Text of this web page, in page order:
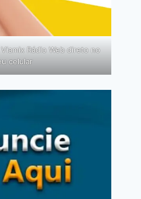
Rádio Web direto no
celular